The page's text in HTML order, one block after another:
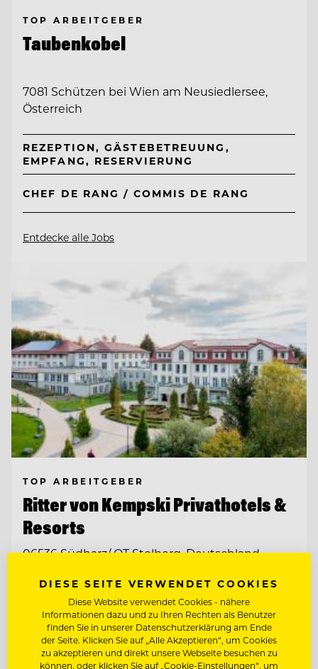
TOP ARBEITGEBER
Taubenkobel
7081 Schützen bei Wien am Neusiedlersee,
Österreich
REZEPTION, GÄSTEBETREUUNG,
EMPFANG, RESERVIERUNG
CHEF DE RANG / COMMIS DE RANG
Entdecke alle Jobs
TOP ARBEITGEBER
Ritter von Kempski Privathotels &
Resorts
06536 Südharz/ OT Stolberg, Deutschland
SOUS CHEF GOURMET (M/W/D)
STELLVERTRETENDE
RESTAURANTLEITUNG (M/W/D)
DIESE SEITE VERWENDET COOKIES
Diese Website verwendet Cookies - nähere
Informationen dazu und zu Ihren Rechten als Benutzer
finden Sie in unserer Datenschutzerklärung am Ende
der Seite. Klicken Sie auf „Alle Akzeptieren“, um Cookies
zu akzeptieren und direkt unsere Webseite besuchen zu
können, oder klicken Sie auf „Cookie-Einstellungen“, um